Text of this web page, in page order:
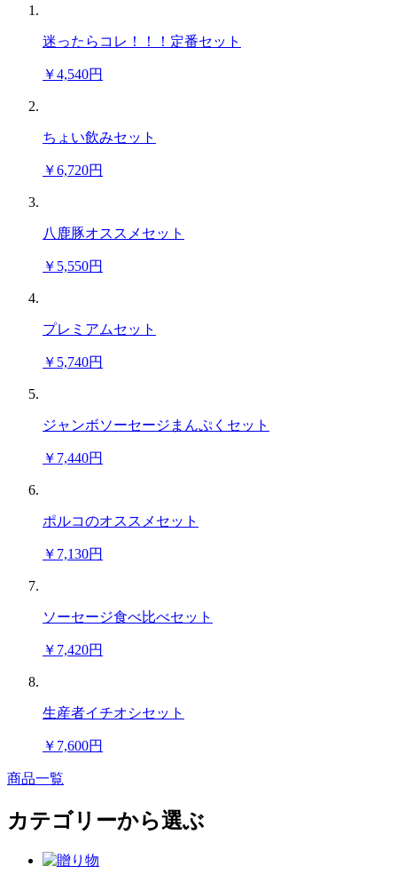
迷ったらコレ！！！定番セット
￥4,540円
ちょい飲みセット
￥6,720円
八鹿豚オススメセット
￥5,550円
プレミアムセット
￥5,740円
ジャンボソーセージまんぷくセット
￥7,440円
ポルコのオススメセット
￥7,130円
ソーセージ食べ比べセット
￥7,420円
生産者イチオシセット
￥7,600円
商品一覧
カテゴリーから選ぶ